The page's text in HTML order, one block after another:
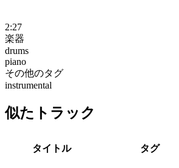
2:27
楽器
drums
piano
その他のタグ
instrumental
似たトラック
タイトル タグ